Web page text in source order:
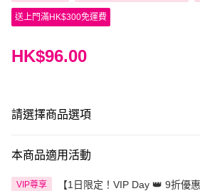
送上門滿HK$300免運費
HK$96.00
請選擇商品選項
本商品適用活動
VIP尊享 【1日限定！VIP Day 👑 9折優惠